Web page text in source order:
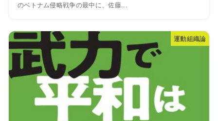
のベトナム侵略戦争の最中に、佐藤...
運動組織論